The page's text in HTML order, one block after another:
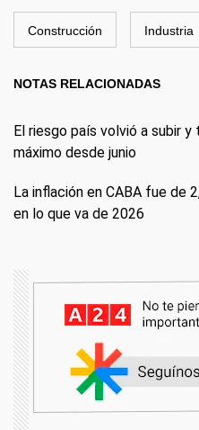
Construcción Industria
NOTAS RELACIONADAS
El riesgo país volvió a subir
máximo desde junio
La inflación en CABA fue de
en lo que va de 2026